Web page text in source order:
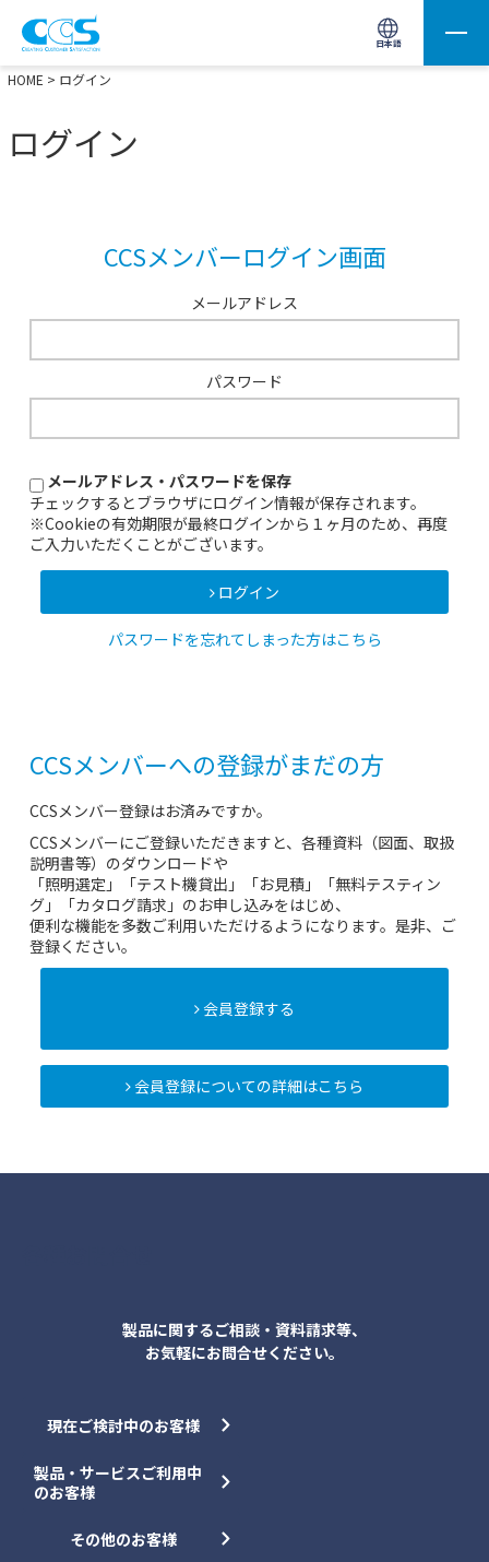
日本語
画像処理用の製品検索 サイト内検索(Enterで実行)
HOME > ログイン
ログイン
CCSメンバーログイン画面
メールアドレス
パスワード
メールアドレス・パスワードを保存
チェックするとブラウザにログイン情報が保存されます。
※Cookieの有効期限が最終ログインから１ヶ月のため、再度
ご入力いただくことがございます。
ログイン
パスワードを忘れてしまった方はこちら
CCSメンバーへの登録がまだの方
CCSメンバー登録はお済みですか。
CCSメンバーにご登録いただきますと、各種資料（図面、取扱
説明書等）のダウンロードや
「照明選定」「テスト機貸出」「お見積」「無料テスティン
グ」「カタログ請求」のお申し込みをはじめ、
便利な機能を多数ご利用いただけるようになります。是非、ご
登録ください。
会員登録する
会員登録についての詳細はこちら
製品に関するご相談・資料請求等、
お気軽にお問合せください。
現在ご検討中のお客様
製品・サービスご利用中
のお客様
その他のお客様